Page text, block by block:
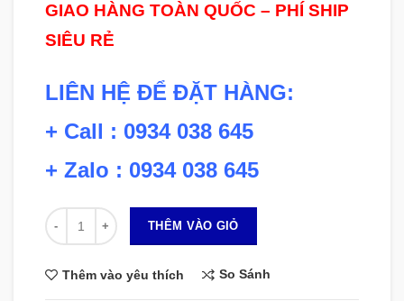
GIAO HÀNG TOÀN QUỐC – PHÍ SHIP
SIÊU RẺ
LIÊN HỆ ĐỂ ĐẶT HÀNG:
+ Call : 0934 038 645
+ Zalo : 0934 038 645
Số lượng
THÊM VÀO GIỎ
Thêm vào yêu thích So Sánh